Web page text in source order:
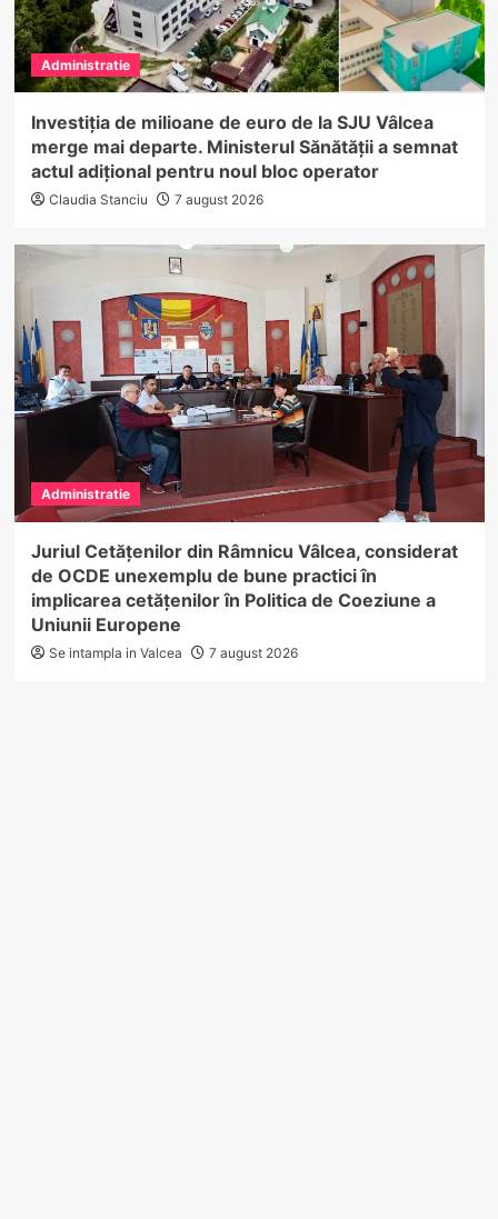
Administratie
Investiția de milioane de euro de la SJU Vâlcea
merge mai departe. Ministerul Sănătății a semnat
actul adițional pentru noul bloc operator
Claudia Stanciu 7 august 2026
Administratie
Juriul Cetățenilor din Râmnicu Vâlcea, considerat
de OCDE unexemplu de bune practici în
implicarea cetățenilor în Politica de Coeziune a
Uniunii Europene
Se intampla in Valcea 7 august 2026